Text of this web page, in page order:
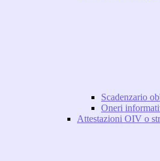
Scadenzario
Oneri
Attestazioni OIV o